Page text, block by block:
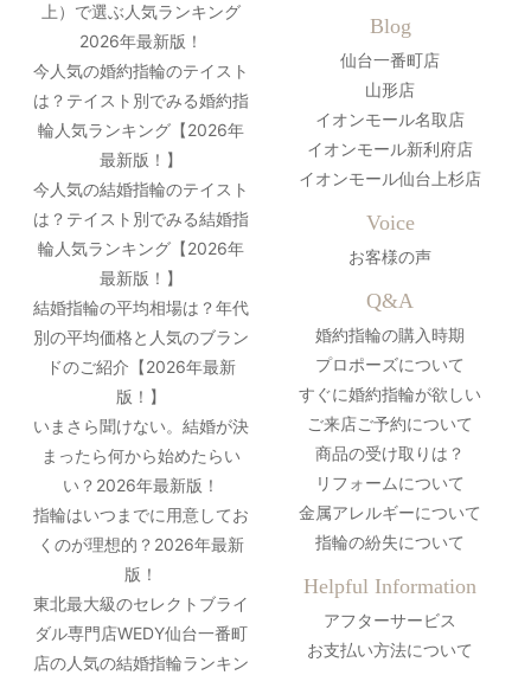
上）で選ぶ人気ランキング
2026年最新版！
今人気の婚約指輪のテイスト
は？テイスト別でみる婚約指
輪人気ランキング【2026年
最新版！】
今人気の結婚指輪のテイスト
は？テイスト別でみる結婚指
輪人気ランキング【2026年
最新版！】
結婚指輪の平均相場は？年代
別の平均価格と人気のブラン
ドのご紹介【2026年最新
版！】
いまさら聞けない。結婚が決
まったら何から始めたらい
い？2026年最新版！
指輪はいつまでに用意してお
くのが理想的？2026年最新
版！
東北最大級のセレクトブライ
ダル専門店WEDY仙台一番町
店の人気の結婚指輪ランキン
Blog
仙台一番町店
山形店
イオンモール名取店
イオンモール新利府店
イオンモール仙台上杉店
Voice
お客様の声
Q&A
婚約指輪の購入時期
プロポーズについて
すぐに婚約指輪が欲しい
ご来店ご予約について
商品の受け取りは？
リフォームについて
金属アレルギーについて
指輪の紛失について
Helpful Information
アフターサービス
お支払い方法について